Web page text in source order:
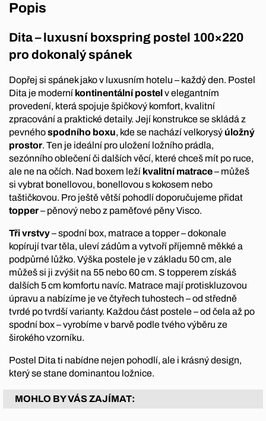
Popis
Dita – luxusní boxspring postel 100×220
pro dokonalý spánek
Dopřej si spánek jako v luxusním hotelu – každý den. Postel
Dita je moderní kontinentální postelv elegantním
provedení, která spojuje špičkový komfort, kvalitní
zpracování a praktické detaily. Její konstrukce se skládá z
pevnéhospodního boxu, kde se nachází velkorysý úložný
prostor. Ten je ideální pro uložení ložního prádla,
sezónního oblečení či dalších věcí, které chceš mít po ruce,
ale ne na očích. Nad boxem leží kvalitní matrace– můžeš
si vybrat bonellovou, bonellovou s kokosem nebo
taštičkovou. Pro ještě větší pohodlí doporučujeme přidat
topper– pěnový nebo z paměťové pěny Visco.
Tři vrstvy– spodní box, matrace a topper – dokonale
kopírují tvar těla, uleví zádům a vytvoří příjemně měkké a
podpůrné lůžko. Výška postele je v základu 50 cm, ale
můžeš si ji zvýšit na 55 nebo 60 cm. S topperem získáš
dalších 5 cm komfortu navíc. Matrace mají protiskluzovou
úpravu a nabízíme je ve čtyřech tuhostech – od středně
tvrdé po tvrdší varianty. Každou část postele – od čela až po
spodní box – vyrobíme v barvě podle tvého výběru ze
širokého vzorníku.
Postel Dita ti nabídne nejen pohodlí, ale i krásný design,
který se stane dominantou ložnice.
MOHLO BY VÁS ZAJÍMAT: